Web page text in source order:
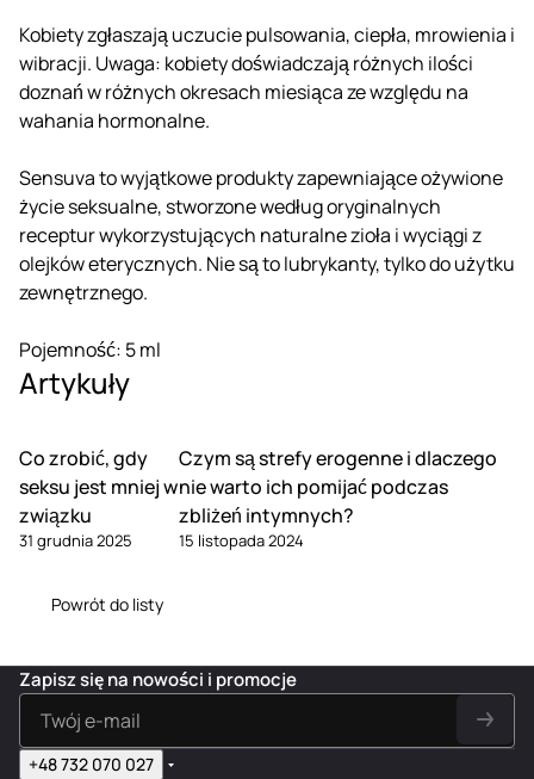
Kobiety zgłaszają uczucie pulsowania, ciepła, mrowienia i
wibracji. Uwaga: kobiety doświadczają różnych ilości
doznań w różnych okresach miesiąca ze względu na
wahania hormonalne.
Sensuva to wyjątkowe produkty zapewniające ożywione
życie seksualne, stworzone według oryginalnych
receptur wykorzystujących naturalne zioła i wyciągi z
olejków eterycznych. Nie są to lubrykanty, tylko do użytku
zewnętrznego.
Pojemność: 5 ml
Artykuły
Co zrobić, gdy
seksu jest mniej w
związku
31 grudnia 2025
Czym są strefy erogenne i dlaczego
nie warto ich pomijać podczas
zbliżeń intymnych?
15 listopada 2024
Powrót do listy
Zapisz się na nowości i promocje
+48 732 070 027